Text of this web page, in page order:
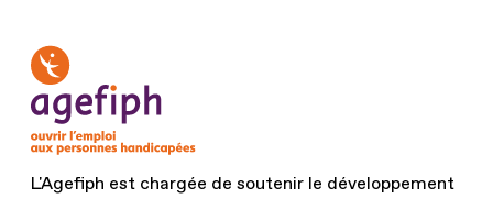
L'Agefiph est chargée de soutenir le développement